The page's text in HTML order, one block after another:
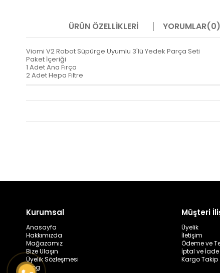
ÜRÜN ÖZELLIKLERI YORUMLAR(0)
Viomi V2 Robot Süpürge Uyumlu 3'lü Yedek Parça Seti
Paket İçeriği
1 Adet Ana Fırça
2 Adet Hepa Filtre
Kurumsal
Anasayfa
Hakkımızda
Mağazamız
Bize Ulaşın
Üyelik Sözleşmesi
Blog
Müşteri
Üyelik
İletişim
Ödeme ve
İptal ve İade
Kargo Takip